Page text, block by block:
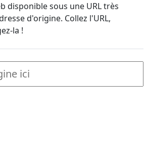
disponible sous une URL très
d'origine. Collez l'URL,
la !